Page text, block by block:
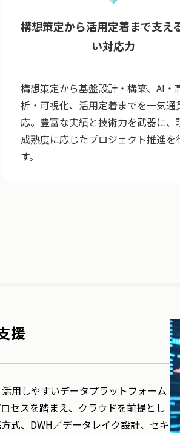
構想策定から活用定着まで支え
い対応力
構想策定から基盤設計・構築、AI・
析・可視化、活用定着までを一気通
応。豊富な実績と技術力を武器に、
成熟度に応じたプロジェクト推進を
す。
援
用しやすいデータプラットフォーム
セスを踏まえ、クラウドを前提とし
式、DWH／データレイク設計、セキ